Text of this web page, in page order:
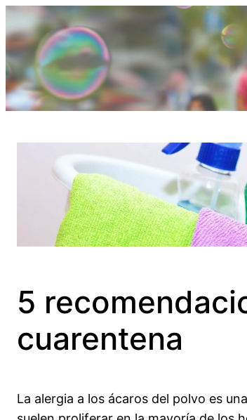
Saltar
al
contenido
5
cuarentena
La alergia a los ácaros del polvo es